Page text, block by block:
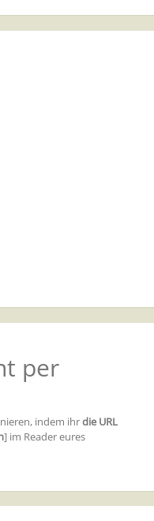
per
indem ihrdie URL
] im Reader eures